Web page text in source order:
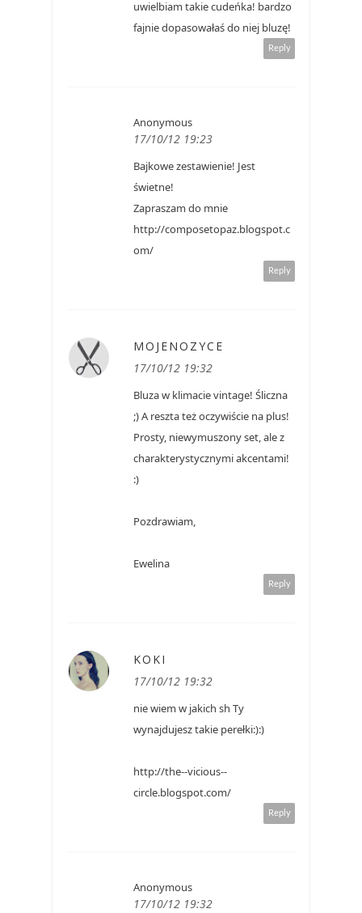
uwielbiam takie cudeńka! bardzo
fajnie dopasowałaś do niej bluzę!
Reply
Anonymous
17/10/12 19:23
Bajkowe zestawienie! Jest
świetne!
Zapraszam do mnie
http://composetopaz.blogspot.c
om/
Reply
MOJENOZYCE
17/10/12 19:32
Bluza w klimacie vintage! Śliczna
;) A reszta też oczywiście na plus!
Prosty, niewymuszony set, ale z
charakterystycznymi akcentami!
:)
Pozdrawiam,
Ewelina
Reply
KOKI
17/10/12 19:32
nie wiem w jakich sh Ty
wynajdujesz takie perełki:):)
http://the--vicious--
circle.blogspot.com/
Reply
Anonymous
17/10/12 19:32